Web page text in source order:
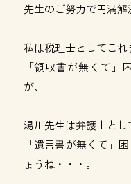
先生のご努力で円満解
私は税理士としてこ
「領収書が無くて
が、
湯川先生は弁護士と
「遺言書が無くて」
ょうね・・・。